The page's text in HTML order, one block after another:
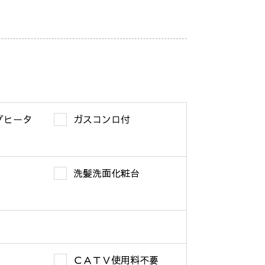
ータ ガスコンロ付
洗髪洗面化粧台
ＣＡＴＶ使用料不要